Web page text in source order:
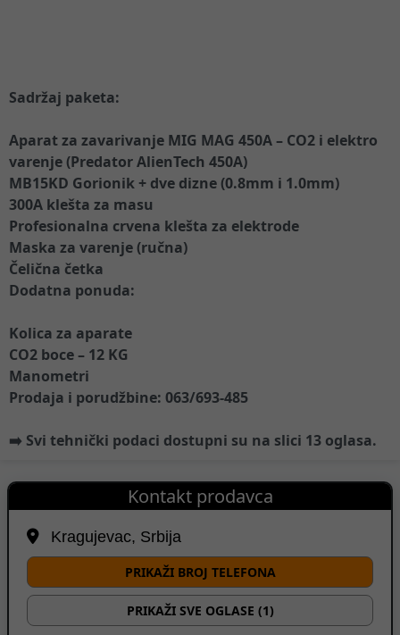
Sadržaj paketa:
Aparat za zavarivanje MIG MAG 450A – CO2 i elektro
varenje (Predator AlienTech 450A)
MB15KD Gorionik + dve dizne (0.8mm i 1.0mm)
300A klešta za masu
Profesionalna crvena klešta za elektrode
Maska za varenje (ručna)
Čelična četka
Dodatna ponuda:
Kolica za aparate
CO2 boce – 12 KG
Manometri
Prodaja i porudžbine: 063/693-485
➡️ Svi tehnički podaci dostupni su na slici 13 oglasa.
Kontakt prodavca
Kragujevac, Srbija
PRIKAŽI BROJ TELEFONA
PRIKAŽI SVE OGLASE (1)